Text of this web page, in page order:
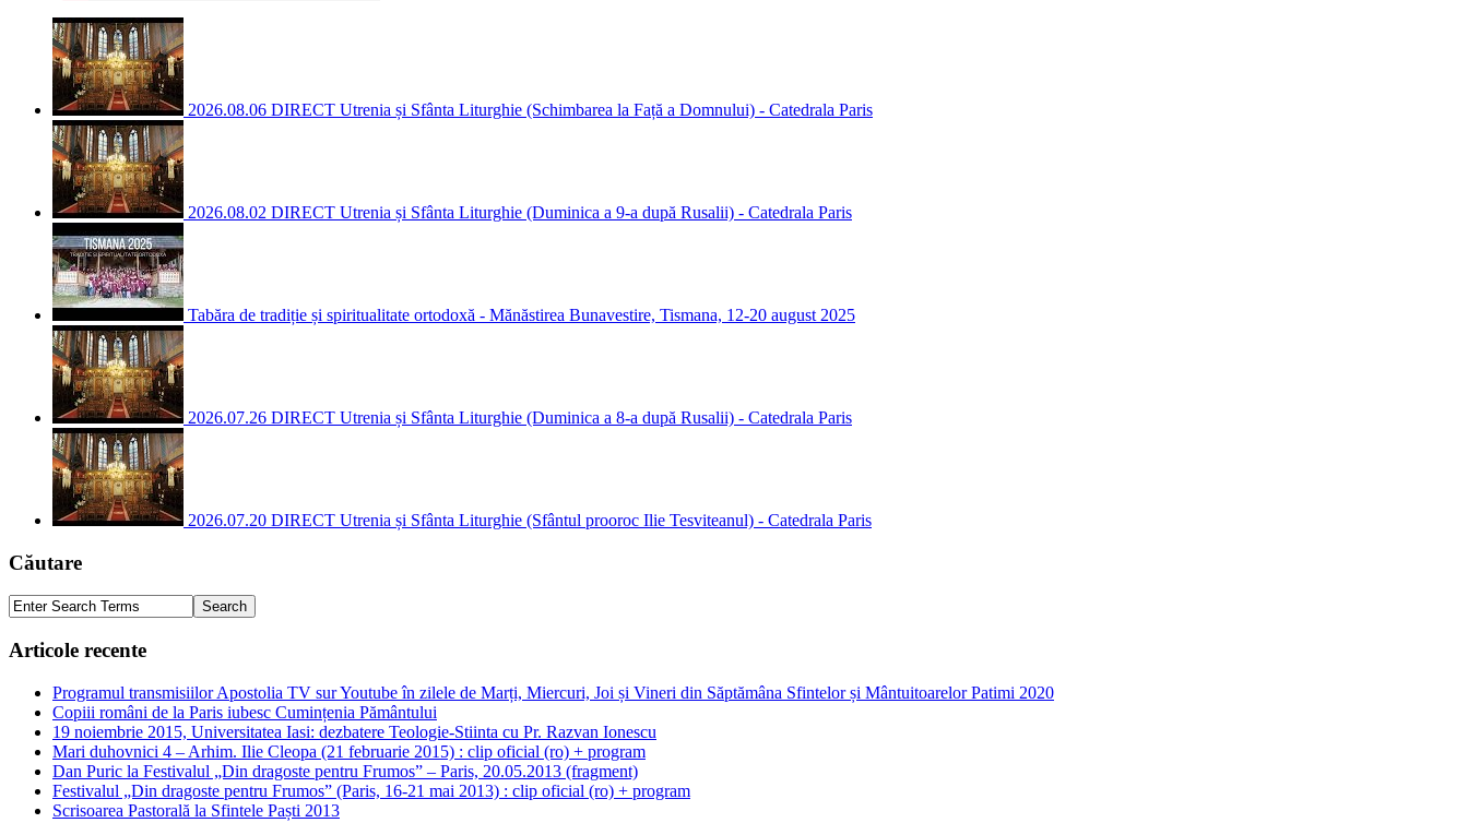
2026.08.06 DIRECT Utrenia și Sfânta Liturghie (Schimbarea la Față a Domnului) - Catedrala Paris
2026.08.02 DIRECT Utrenia și Sfânta Liturghie (Duminica a 9-a după Rusalii) - Catedrala Paris
Tabăra de tradiție și spiritualitate ortodoxă - Mănăstirea Bunavestire, Tismana, 12-20 august 2025
2026.07.26 DIRECT Utrenia și Sfânta Liturghie (Duminica a 8-a după Rusalii) - Catedrala Paris
2026.07.20 DIRECT Utrenia și Sfânta Liturghie (Sfântul prooroc Ilie Tesviteanul) - Catedrala Paris
Căutare
Articole recente
Programul transmisiilor Apostolia TV sur Youtube în zilele de Marți, Miercuri, Joi și Vineri din Săptămâna Sfintelor și Mântuitoarelor Patimi 2020
Copiii români de la Paris iubesc Cumințenia Pământului
19 noiembrie 2015, Universitatea Iasi: dezbatere Teologie-Stiinta cu Pr. Razvan Ionescu
Mari duhovnici 4 – Arhim. Ilie Cleopa (21 februarie 2015) : clip oficial (ro) + program
Dan Puric la Festivalul „Din dragoste pentru Frumos” – Paris, 20.05.2013 (fragment)
Festivalul „Din dragoste pentru Frumos” (Paris, 16-21 mai 2013) : clip oficial (ro) + program
Scrisoarea Pastorală la Sfintele Paști 2013